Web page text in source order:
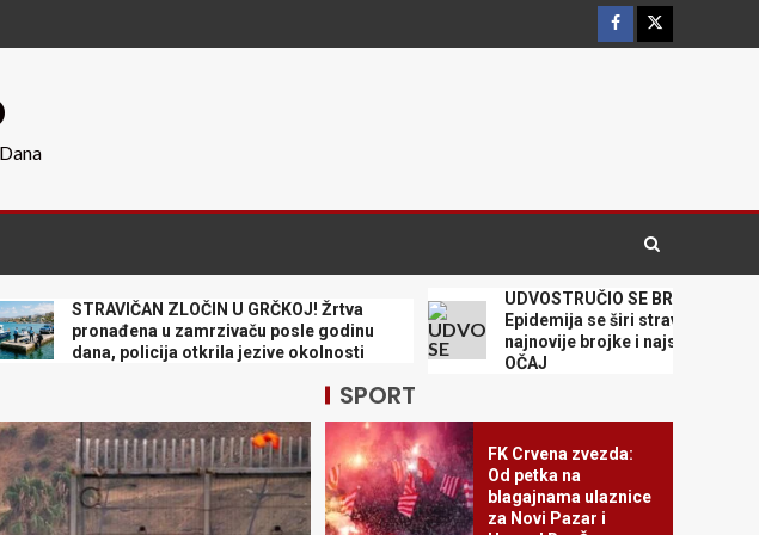
STRAVIČAN ZLOČIN U GRČKOJ! Žrtva
pronađena u zamrzivaču posle godinu
dana, policija otkrila jezive okolnosti
UDVOSTRUČIO SE BROJ ZARAŽENIH!
Epidemija se širi stravičnom brzinom,
najnovije brojke i najsnažnije bacaju u
OČAJ
SPORT
FINALE MUNDIJALA
ZARAD PODRŠKE:
5
SRBIJA JE PRVAK
EVROPE!
FK Crvena zvezda:
Od petka na
blagajnama ulaznice
za Novi Pazar i